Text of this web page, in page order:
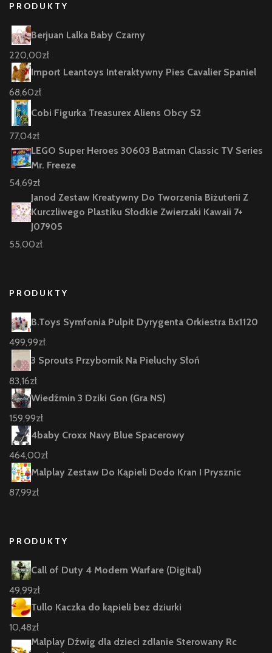
PRODUKTY
Berjuan Lalka Baby Czarny
220,00zł
Import Leantoys Interaktywny Pies Cavalier Spaniel
68,60zł
Cobi Figurka Treasurex Aliens Obcy S2
77,04zł
LEGO Super Heroes 30603 Batman Classic TV Series
Mr. Freeze
54,69zł
Janod Zestaw Kreatywny Do Tworzenia Biżuterii Z
Kurczliwego Plastiku Słodkie Zwierzaki Kawaii 7+
J07905
55,00zł
PRODUKTY
B.Toys Symfonia Pulpit Dyrygenta Orkiestra Bx1120
499,99zł
3 Sprouts Przybornik Na Pieluchy Słoń
83,16zł
Wiedźmin 3 Dziki Gon (Gra NS)
159,99zł
4baby Croxx Navy Blue Spacerowy
464,00zł
Malplay Zestaw Do Kąpieli Dodo Kran I Prysznic
87,99zł
PRODUKTY
Call of Duty 4 Modern Warfare (Digital)
49,99zł
Tullo Kaczka do kąpieli bez dziurki
10,48zł
Malplay Dźwig dla dzieci zdlanie Sterowany Rc